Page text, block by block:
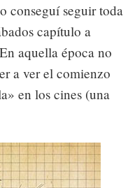
conseguí seguir toda
capítulo a
aquella época no
a ver el comienzo
en los cines (una